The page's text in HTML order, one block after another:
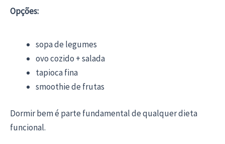
Opções:
sopa de legumes
ovo cozido + salada
tapioca fina
smoothie de frutas
Dormir bem é parte fundamental de qualquer dieta
funcional.